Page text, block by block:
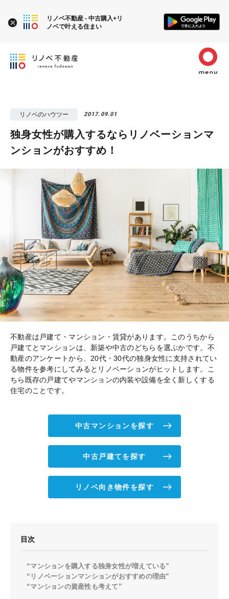
リノベのハウツー 2017.09.01
独身女性が購入するならリノベーションマ
ンションがおすすめ！
不動産は戸建て・マンション・賃貸があります。このうちから
戸建てとマンションは、新築や中古のどちらを選ぶかです。不
動産のアンケートから、20代・30代の独身女性に支持されてい
る物件を参考にしてみるとリノベーションがヒットします。こ
ちら既存の戸建てやマンションの内装や設備を全く新しくする
住宅のことです。
中古マンションを探す
中古戸建てを探す
リノベ向き物件を探す
目次
“マンションを購入する独身女性が増えている”
“リノベーションマンションがおすすめの理由”
“マンションの資産性も考えて”
リノベ不動産 - 中古購入+リ
ノベで叶える住まい